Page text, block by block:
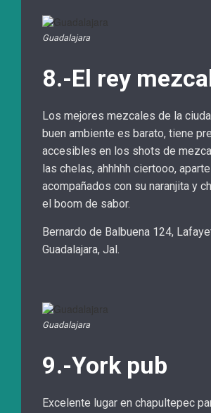
Guadalajara
8.-El rey
Los mejores mezcales de la
buen ambiente es barato, tiene
accesibles en los shots de
las chelas, ahhhhh ciertooo,
acompañados con su naranjita y
el boom de sabor.
Bernardo de Balbuena 124,
Guadalajara, Jal.
Guadalajara
9.-York pub
Excelente lugar en chapultepec